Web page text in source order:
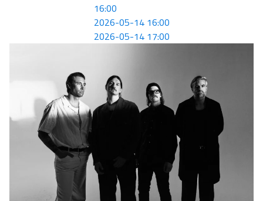
16:00
2026-05-14 16:00
2026-05-14 17:00